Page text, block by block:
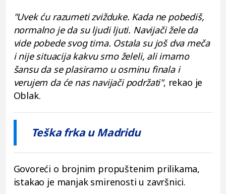
"Uvek ću razumeti zvižduke. Kada ne pobediš,
normalno je da su ljudi ljuti. Navijači žele da
vide pobede svog tima. Ostala su još dva meča
i nije situacija kakvu smo želeli, ali imamo
šansu da se plasiramo u osminu finala i
verujem da će nas navijači podržati", rekao je
Oblak.
Teška frka u Madridu
Govoreći o brojnim propuštenim prilikama,
istakao je manjak smirenosti u završnici.